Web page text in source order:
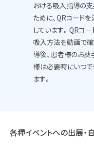
おける吸入指導の
ために、QRコード
しています。QRコ
吸入方法を動画で
導後、患者様のお薬
様は必要時にいつ
ます。
各種イベントへの出展・